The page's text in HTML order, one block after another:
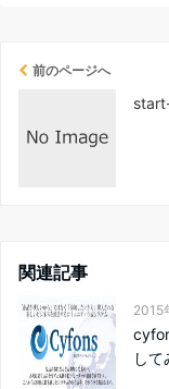
前のページへ
関連記事
2015
して